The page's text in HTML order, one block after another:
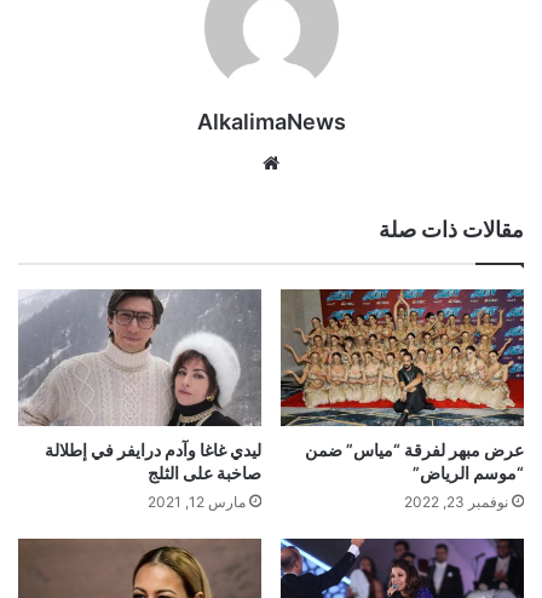
AlkalimaNews
مقالات ذات صلة
عرض مبهر لفرقة “مياس” ضمن
“موسم الرياض”
نوفمبر 23, 2022
ليدي غاغا وآدم درايفر في إطلالة
صاخبة على الثلج
مارس 12, 2021